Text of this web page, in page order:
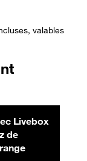
valables
Livebox
de
mois